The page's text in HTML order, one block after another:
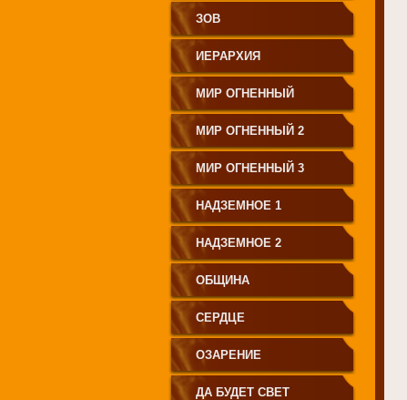
ЗОВ
ИЕРАРХИЯ
МИР ОГНЕННЫЙ
МИР ОГНЕННЫЙ 2
МИР ОГНЕННЫЙ 3
НАДЗЕМНОЕ 1
НАДЗЕМНОЕ 2
ОБЩИНА
СЕРДЦЕ
ОЗАРЕНИЕ
ДА БУДЕТ СВЕТ